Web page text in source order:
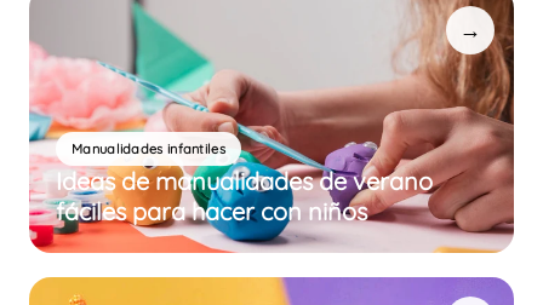
→
Manualidades infantiles
Ideas de manualidades de verano
fáciles para hacer con niños